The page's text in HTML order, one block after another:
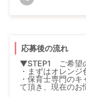
応募後の流れ
▼STEP1 ご希望
・まずはオレンジ
・保育士専門の
て頂き、現在のお